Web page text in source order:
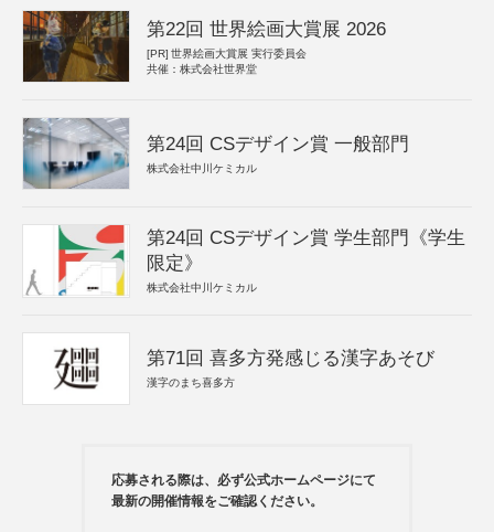
第22回 世界絵画大賞展 2026
[PR] 世界絵画大賞展 実行委員会
共催：株式会社世界堂
第24回 CSデザイン賞 一般部門
株式会社中川ケミカル
第24回 CSデザイン賞 学生部門《学生
限定》
株式会社中川ケミカル
第71回 喜多方発感じる漢字あそび
漢字のまち喜多方
応募される際は、必ず公式ホームページにて
最新の開催情報をご確認ください。